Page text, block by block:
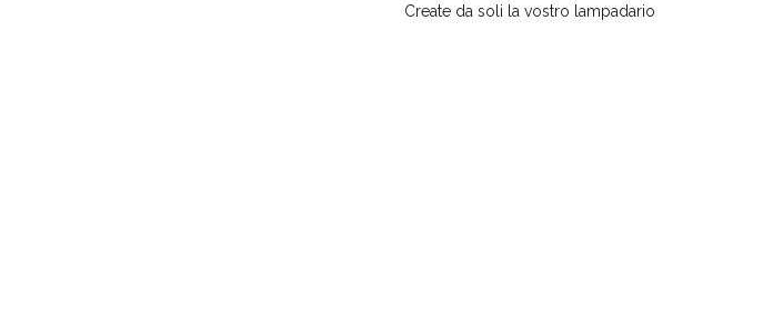
Create da soli la vostro lampadario